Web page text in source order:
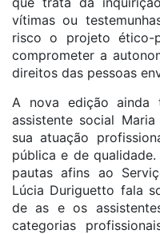
vítimas ou
risco o projeto ético-
comprometer a
direitos das pessoas
A nova edição ainda
assistente social
sua atuação
pública e de
pautas afins ao
Lúcia Duriguetto fala
de as e os
categorias